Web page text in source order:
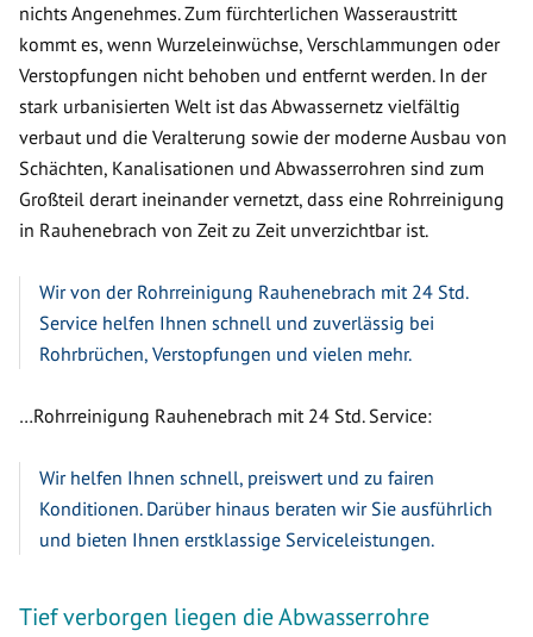
nichts Angenehmes. Zum fürchterlichen Wasseraustritt
kommt es, wenn Wurzeleinwüchse, Verschlammungen oder
Verstopfungen nicht behoben und entfernt werden. In der
stark urbanisierten Welt ist das Abwassernetz vielfältig
verbaut und die Veralterung sowie der moderne Ausbau von
Schächten, Kanalisationen und Abwasserrohren sind zum
Großteil derart ineinander vernetzt, dass eine Rohrreinigung
in Rauhenebrach von Zeit zu Zeit unverzichtbar ist.
Wir von der Rohrreinigung Rauhenebrach mit 24 Std.
Service helfen Ihnen schnell und zuverlässig bei
Rohrbrüchen, Verstopfungen und vielen mehr.
…Rohrreinigung Rauhenebrach mit 24 Std. Service:
Wir helfen Ihnen schnell, preiswert und zu fairen
Konditionen. Darüber hinaus beraten wir Sie ausführlich
und bieten Ihnen erstklassige Serviceleistungen.
Tief verborgen liegen die Abwasserrohre